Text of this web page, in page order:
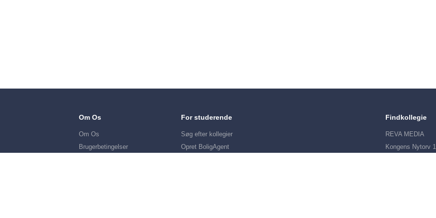
Om Os
Om Os
Brugerbetingelser
For studerende
Søg efter kollegier
Opret BoligAgent
Findkollegie
REVA MEDIA
Kongens Nytorv